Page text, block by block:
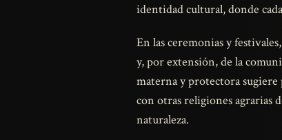
identidad cultural, donde
En las ceremonias y
y, por extensión, de la
materna y protectora sugiere
con otras religiones agrarias
naturaleza.